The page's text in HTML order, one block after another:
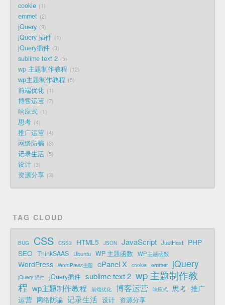
cookie 1
emmet 2
jQuery 9
jQuery 插件 1
jQuery插件 3
sublime text 2 5
wp 主题制作教程 12
wp主题制作教程 5
前端优化 1
博客运营 7
响应式 1
思考 4
推广运营 4
网络防骗 3
记录生活 5
设计 3
资源分享 3
TAG CLOUD
BUG CSS CSS3 HTML5 JSON JavaScript JustHost
PHP
SEO ThinkSAAS Ubuntu WP 主题函数 WP主题函数
WordPress WordPress主题 cPanel X cookie emmet jQuery
jQuery 插件 jQuery插件 sublime text 2 wp 主题制作教
程 wp主题制作教程 前端优化 博客运营 响应式 思考 推广
运营 网络防骗 记录生活 设计 资源分享